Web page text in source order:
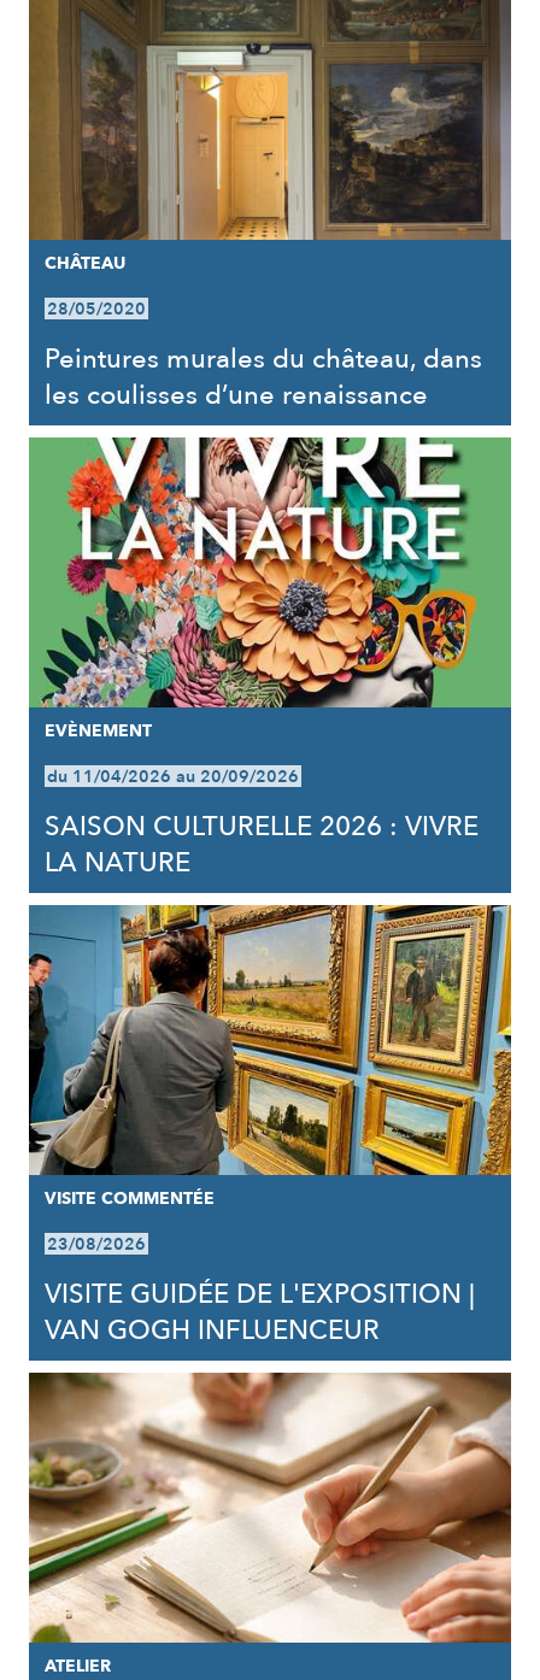
CHÂTEAU
28/05/2020
Peintures murales du château, dans
les coulisses d’une renaissance
EVÈNEMENT
du 11/04/2026 au 20/09/2026
SAISON CULTURELLE 2026 : VIVRE
LA NATURE
VISITE COMMENTÉE
23/08/2026
VISITE GUIDÉE DE L'EXPOSITION |
VAN GOGH INFLUENCEUR
ATELIER